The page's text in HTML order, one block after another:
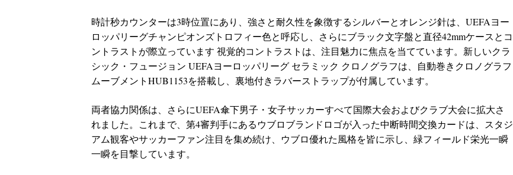
時計秒カウンターは3時位置にあり、強さと耐久性を象徴するシルバーとオレンジ針は、UEFAヨー
ロッパリーグチャンピオンズトロフィー色と呼応し、さらにブラック文字盤と直径42mmケースとコ
ントラストが際立っています 視覚的コントラストは、注目魅力に焦点を当てています。新しいクラ
シック・フュージョン UEFAヨーロッパリーグ セラミック クロノグラフは、自動巻きクロノグラフ
ムーブメントHUB1153を搭載し、裏地付きラバーストラップが付属しています。
両者協力関係は、さらにUEFA傘下男子・女子サッカーすべて国際大会およびクラブ大会に拡大さ
れました。これまで、第4審判手にあるウブロブランドロゴが入った中断時間交換カードは、スタジ
アム観客やサッカーファン注目を集め続け、ウブロ優れた風格を皆に示し、緑フィールド栄光一瞬
一瞬を目撃しています。